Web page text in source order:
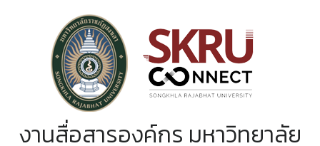
งานสื่อสารองค์กร มหาวิทยาลัย